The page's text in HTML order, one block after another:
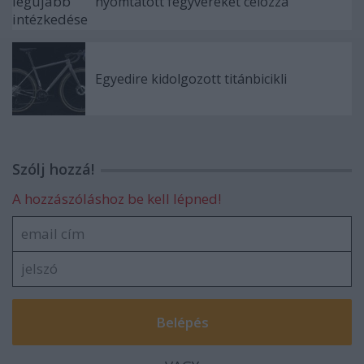
Egyedire kidolgozott titánbicikli
Szólj hozzá!
A hozzászóláshoz be kell lépned!